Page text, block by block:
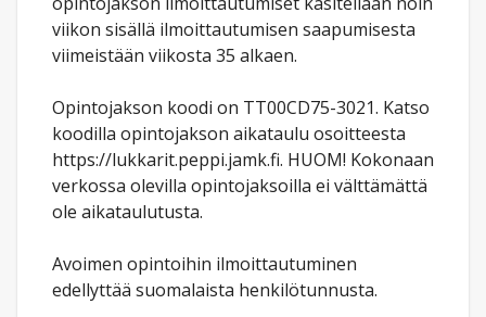
viikon sisällä ilmoittautumisen saapumisesta
viimeistään viikosta 35 alkaen.
Opintojakson koodi on TT00CD75-3021. Katso
koodilla opintojakson aikataulu osoitteesta
https://lukkarit.peppi.jamk.fi. HUOM! Kokonaan
verkossa olevilla opintojaksoilla ei välttämättä
ole aikataulutusta.
Avoimen opintoihin ilmoittautuminen
edellyttää suomalaista henkilötunnusta.